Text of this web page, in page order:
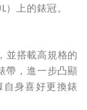
上的錶冠。
並搭載高規格的
帶，進一步凸顯
身喜好更換錶